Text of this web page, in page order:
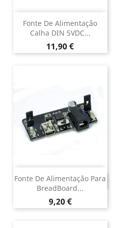
Fonte De Alimentação
Calha DIN 5VDC...
Preço
11,90 €
Fonte De Alimentação Para
BreadBoard...
Preço
9,20 €
DESCONTINUADO